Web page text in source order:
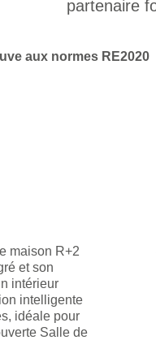
partenaire
aux normes RE2020
maison R+2
et son
intérieur
intelligente
idéale pour
Salle de